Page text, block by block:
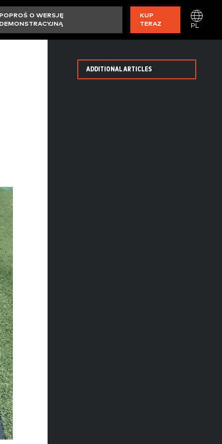
POPROŚ O WERSJĘ
DEMONSTRACYJNĄ
KUP
TERAZ
PL
ADDITIONAL ARTICLES